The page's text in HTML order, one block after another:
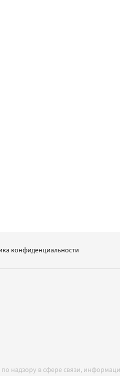
конфиденциальности
надзору в сфере связи,